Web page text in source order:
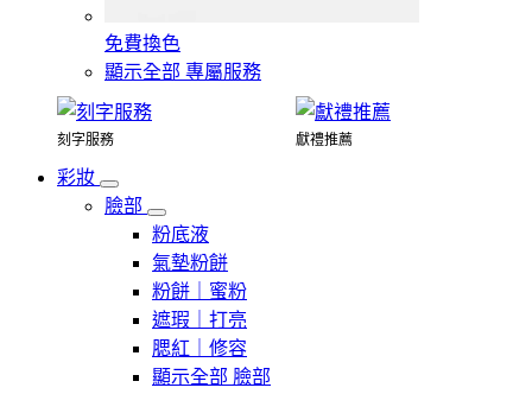
免費換色
顯示全部 專屬服務
刻字服務 獻禮推薦
彩妝
臉部
粉底液
氣墊粉餅
粉餅｜蜜粉
遮瑕｜打亮
腮紅｜修容
顯示全部 臉部